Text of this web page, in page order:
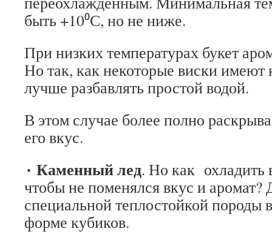
быть +10⁰С, но не ниже.
При низких температурах букет
Но так, как некоторые виски имеют
лучше разбавлять простой водой.
В этом случае более полно
его вкус.
٠ Каменный лед. Но как охладить
чтобы не поменялся вкус и аромат?
специальной теплостойкой породы
форме кубиков.